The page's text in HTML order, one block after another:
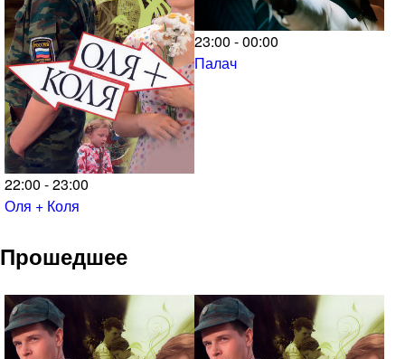
22:00 - 23:00
Оля + Коля
23:00 - 00:00
Палач
Прошедшее